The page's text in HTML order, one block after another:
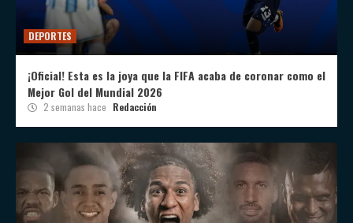
DEPORTES
¡Oficial! Esta es la joya que la FIFA acaba de coronar como el
Mejor Gol del Mundial 2026
2 semanas hace Redacción